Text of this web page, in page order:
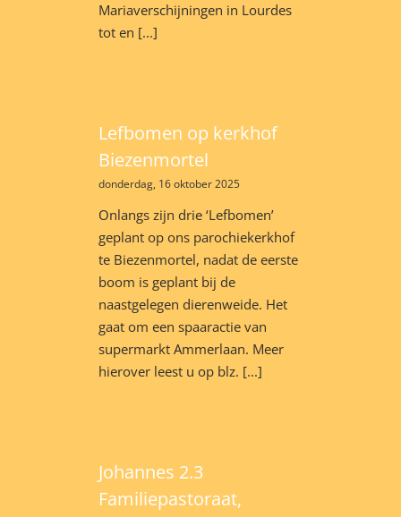
Mariaverschijningen in Lourdes
tot en [...]
Lefbomen op kerkhof
Biezenmortel
donderdag, 16 oktober 2025
Onlangs zijn drie ‘Lefbomen’
geplant op ons parochiekerkhof
te Biezenmortel, nadat de eerste
boom is geplant bij de
naastgelegen dierenweide. Het
gaat om een spaaractie van
supermarkt Ammerlaan. Meer
hierover leest u op blz. [...]
Johannes 2.3
Familiepastoraat,